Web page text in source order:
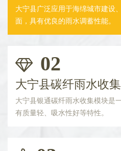
大宁县广泛应用于海绵城市建设
面，具有优良的雨水调蓄性能。
02
大宁县碳纤雨水收
大宁县银通碳纤雨水收集模块是
有质量轻、吸水性好等特性。